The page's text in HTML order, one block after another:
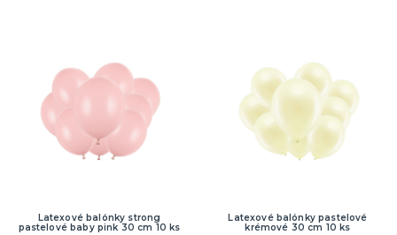
Latexové balónky strong
pastelové baby pink 30 cm 10 ks
Latexové balónky pastelové
krémové 30 cm 10 ks